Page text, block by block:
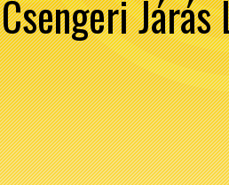
Csengeri